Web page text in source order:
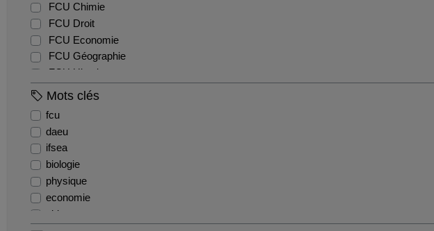
FCU Chimie
FCU Droit
FCU Economie
FCU Géographie
FCU Histoire
FCU Mathématiques
Mots clés
fcu
daeu
ifsea
biologie
physique
economie
aidants